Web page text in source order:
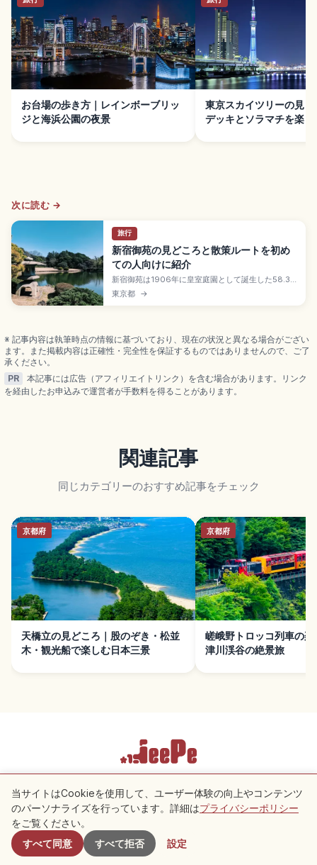
お台場の歩き方｜レインボーブリッ
ジと海浜公園の夜景
東京スカイツリーの見ど
デッキとソラマチを楽し
次に読む →
旅行
新宿御苑の見どころと散策ルートを初め
ての人向けに紹介
新宿御苑は1906年に皇室庭園として誕生した58.3
ヘクタールの都心庭園。日本式・フランス式・イギ
リス式の3様式の庭園と2,750㎡の温室、約1万本の
東京都 →
※ 記事内容は執筆時点の情報に基づいており、現在の状況と異なる場合がござい
ます。また掲載内容は正確性・完全性を保証するものではありませんので、ご了
承ください。
PR
本記事には広告（アフィリエイトリンク）を含む場合があります。リンク
を経由したお申込みで運営者が手数料を得ることがあります。
関連記事
同じカテゴリーのおすすめ記事をチェック
京都府
天橋立の見どころ｜股のぞき・松並
木・観光船で楽しむ日本三景
京都府
嵯峨野トロッコ列車の楽
津川渓谷の絶景旅
付近のスポット
Copyright © 2026 JeePe Inc. All rights reserved.
当サイトはCookieを使用して、ユーザー体験の向上やコンテンツ
のパーソナライズを行っています。詳細はプライバシーポリシー
をご覧ください。
すべて同意
すべて拒否 設定